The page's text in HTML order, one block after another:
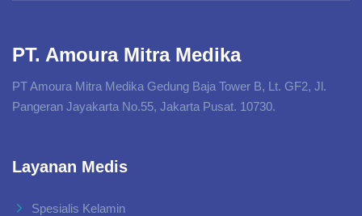
PT. Amoura Mitra Medika
PT Amoura Mitra Medika Gedung Baja Tower B, Lt. GF2, Jl.
Pangeran Jayakarta No.55, Jakarta Pusat. 10730.
Layanan Medis
Spesialis Kelamin